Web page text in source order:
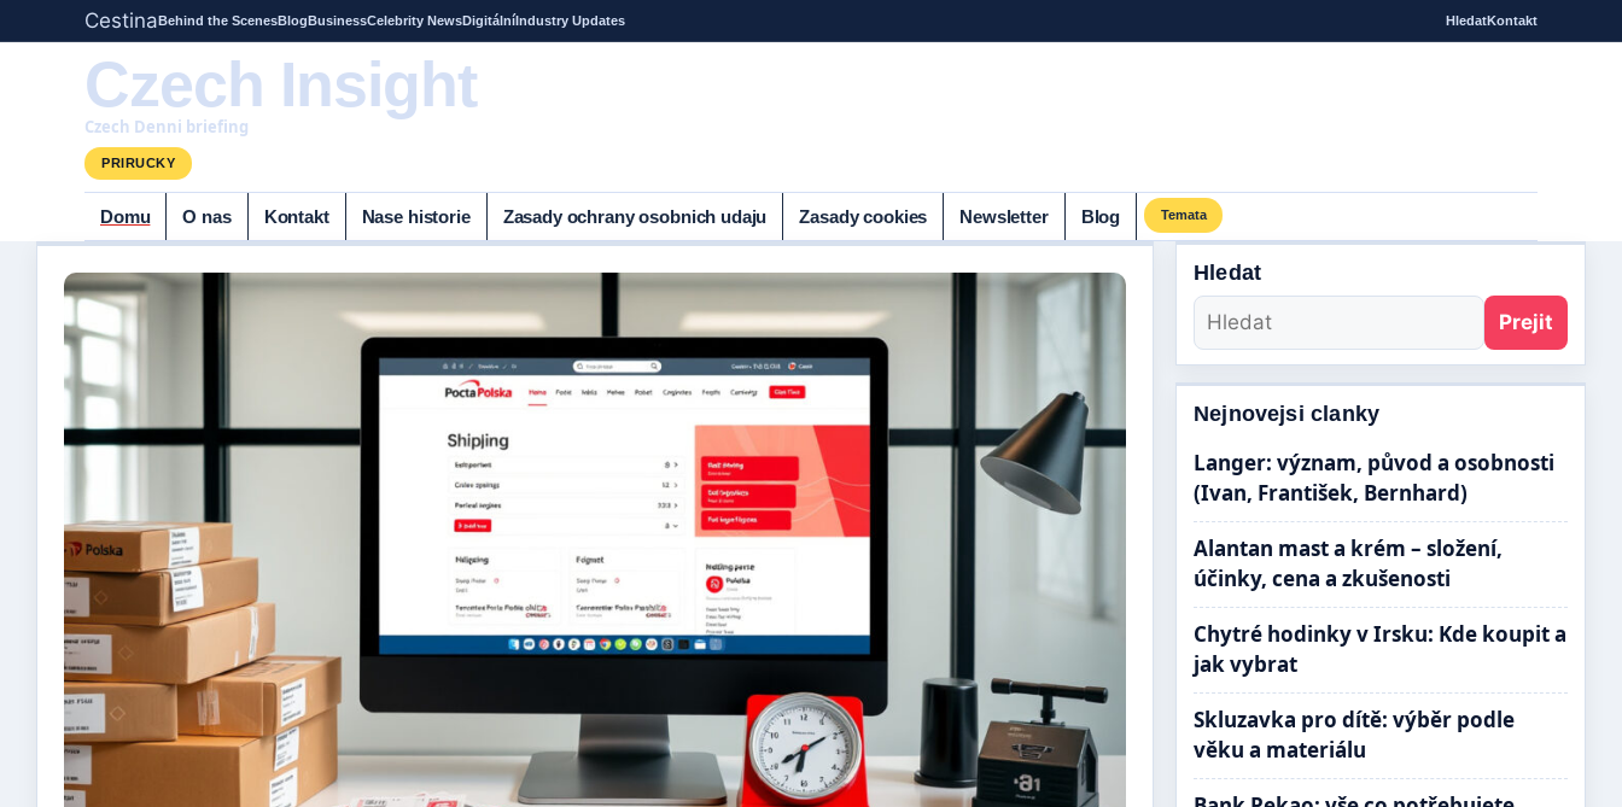
CestinaBehind the ScenesBlogBusinessCelebrity NewsDigitálníIndustry Updates HledatKontakt
Czech Insight
Czech Denni briefing
PRIRUCKY
Domu O nas Kontakt Nase historie Zasady ochrany osobnich udaju Zasady cookies Newsletter Blog Temata
Hledat
Prejit
Nejnovejsi clanky
Langer: význam, původ a osobnosti
(Ivan, František, Bernhard)
Alantan mast a krém – složení,
účinky, cena a zkušenosti
Chytré hodinky v Irsku: Kde koupit a
jak vybrat
Skluzavka pro dítě: výběr podle
věku a materiálu